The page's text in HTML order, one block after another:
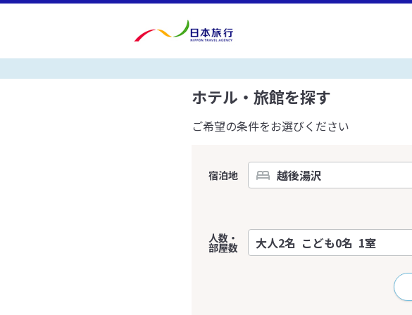
ホテル・旅館を探す
ご希望の条件をお選びください
宿泊地
人数・
部屋数